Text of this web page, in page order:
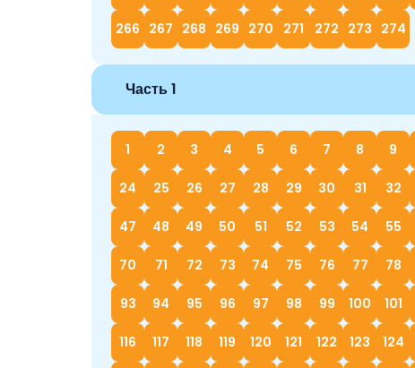
266 267 268 269 270 271 272 273 274
Часть 1
1 2 3 4 5 6 7 8 9
24 25 26 27 28 29 30 31 32
47 48 49 50 51 52 53 54 55
70 71 72 73 74 75 76 77 78
93 94 95 96 97 98 99 100 101
116 117 118 119 120 121 122 123 124